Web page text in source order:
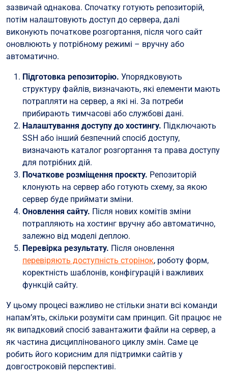
зазвичай однакова. Спочатку готують репозиторій,
потім налаштовують доступ до сервера, далі
виконують початкове розгортання, після чого сайт
оновлюють у потрібному режимі – вручну або
автоматично.
Підготовка репозиторію. Упорядковують
структуру файлів, визначають, які елементи мають
потрапляти на сервер, а які ні. За потреби
прибирають тимчасові або службові дані.
Налаштування доступу до хостингу. Підключають
SSH або інший безпечний спосіб доступу,
визначають каталог розгортання та права доступу
для потрібних дій.
Початкове розміщення проєкту. Репозиторій
клонують на сервер або готують схему, за якою
сервер буде приймати зміни.
Оновлення сайту. Після нових комітів зміни
потрапляють на хостинг вручну або автоматично,
залежно від моделі деплою.
Перевірка результату. Після оновлення
перевіряють доступність сторінок, роботу форм,
коректність шаблонів, конфігурацій і важливих
функцій сайту.
У цьому процесі важливо не стільки знати всі команди
напам’ять, скільки розуміти сам принцип. Git працює не
як випадковий спосіб завантажити файли на сервер, а
як частина дисциплінованого циклу змін. Саме це
робить його корисним для підтримки сайтів у
довгостроковій перспективі.